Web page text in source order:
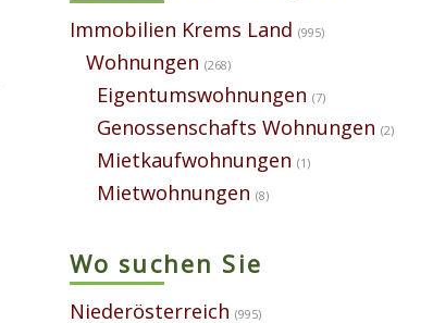
Immobilien Krems Land (995)
Wohnungen (268)
Eigentumswohnungen (7)
Genossenschafts Wohnungen (2)
Mietkaufwohnungen (1)
Mietwohnungen (8)
Wo suchen Sie
Niederösterreich (995)